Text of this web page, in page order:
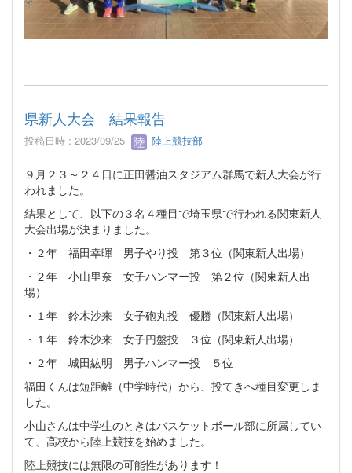
県新人大会 結果報告
投稿日時 : 2023/09/25 陸上競技部
９月２３～２４日に正田醤油スタジアム群馬で新人大会が行
われました。
結果として、以下の３名４種目で埼玉県で行われる関東新人
大会出場が決まりました。
・２年 福田幸暉 男子やり投 第３位（関東新人出場）
・２年 小山里奈 女子ハンマー投 第２位（関東新人出
場）
・１年 鈴木沙来 女子砲丸投 優勝（関東新人出場）
・１年 鈴木沙来 女子円盤投 ３位（関東新人出場）
・２年 城田紘明 男子ハンマー投 ５位
福田くんは短距離（中学時代）から、投てきへ種目変更しま
した。
小山さんは中学生のときはバスケットボール部に所属してい
て、高校から陸上競技を始めました。
陸上競技には無限の可能性があります！